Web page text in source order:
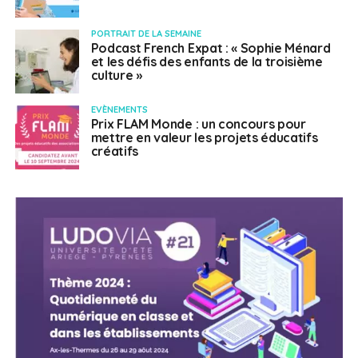
PORTRAIT DE LA SEMAINE
Podcast French Expat : « Sophie Ménard
et les défis des enfants de la troisième
culture »
EVÈNEMENTS
Prix FLAM Monde : un concours pour
mettre en valeur les projets éducatifs
créatifs